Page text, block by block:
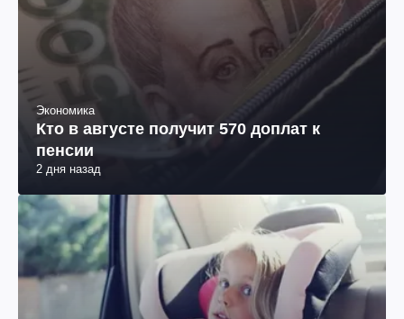
Экономика
Кто в августе получит 570 доплат к
пенсии
2 дня назад